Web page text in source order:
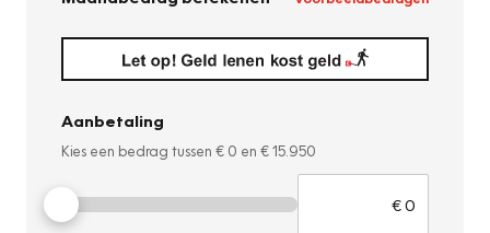
Aanbetaling
Kies een bedrag tussen € 0 en € 15.950